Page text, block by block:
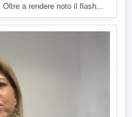
a rendere noto il flash...